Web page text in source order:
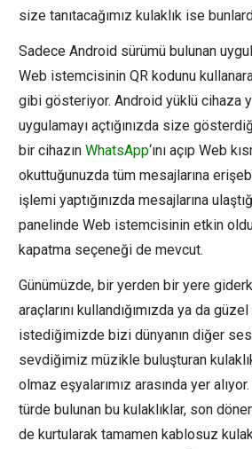
size tanıtacağımız kulaklık ise
Sadece Android sürümü bulunan
Web istemcisinin QR kodunu
gibi gösteriyor. Android yüklü cihaza
uygulamayı açtığınızda size
bir cihazın WhatsApp‘ını açıp Web
okuttuğunuzda tüm mesajlarına
işlemi yaptığınızda mesajlarına
panelinde Web istemcisinin etkin
kapatma seçeneği de mevcut.
Günümüzde, bir yerden bir yere
araçlarını kullandığımızda ya da
istediğimizde bizi dünyanın diğer
sevdiğimiz müzikle buluşturan
olmaz eşyalarımız arasında yer
türde bulunan bu kulaklıklar, son
de kurtularak tamamen kablosuz